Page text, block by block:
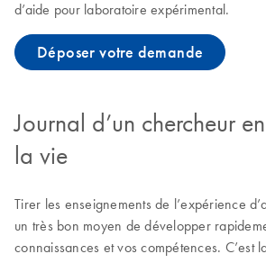
d’aide pour laboratoire expérimental.
Déposer votre demande
Journal d’un chercheur
la vie
Tirer les enseignements de l’expérience
un très bon moyen de développer
connaissances et vos compétences. C’est